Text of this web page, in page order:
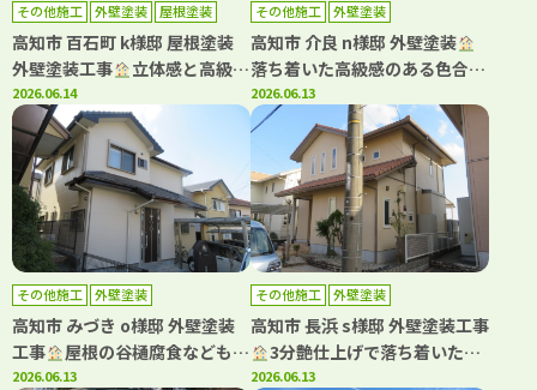
その他施工 外壁塗装 屋根塗装
高知市 百石町 k様邸 屋根塗装
外壁塗装工事
立体感と高級感
が素晴らしい塗料です
2026.06.14
その他施工 外壁塗装
高知市 介良 n様邸 外壁塗装
落ち着いた高級感のある色合い
でご満足いただけました
2026.06.13
その他施工 外壁塗装
高知市 みづき o様邸 外壁塗装
工事
屋根の谷樋腐食などもご
注意ください！雨漏りのリスク
2026.06.13
その他施工 外壁塗装
高知市 長浜 s様邸 外壁塗装工事
3分艶仕上げで落ち着いた雰
囲気になりました(^^)
2026.06.13